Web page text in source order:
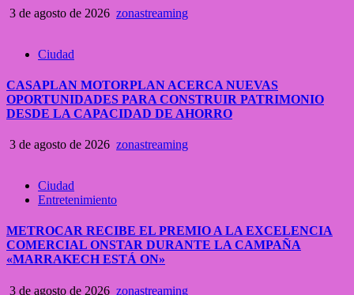
3 de agosto de 2026 zonastreaming
Ciudad
CASAPLAN MOTORPLAN ACERCA NUEVAS
OPORTUNIDADES PARA CONSTRUIR PATRIMONIO
DESDE LA CAPACIDAD DE AHORRO
3 de agosto de 2026 zonastreaming
Ciudad
Entretenimiento
METROCAR RECIBE EL PREMIO A LA EXCELENCIA
COMERCIAL ONSTAR DURANTE LA CAMPAÑA
«MARRAKECH ESTÁ ON»
3 de agosto de 2026 zonastreaming